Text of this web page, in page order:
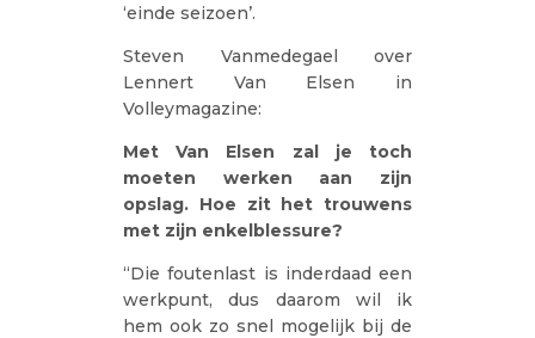
‘einde seizoen’.
Steven Vanmedegael over
Lennert Van Elsen in
Volleymagazine:
Met Van Elsen zal je toch
moeten werken aan zijn
opslag. Hoe zit het trouwens
met zijn enkelblessure?
“Die foutenlast is inderdaad een
werkpunt, dus daarom wil ik
hem ook zo snel mogelijk bij de